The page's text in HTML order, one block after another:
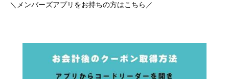
＼メンバーズアプリをお持ちの方はこちら／